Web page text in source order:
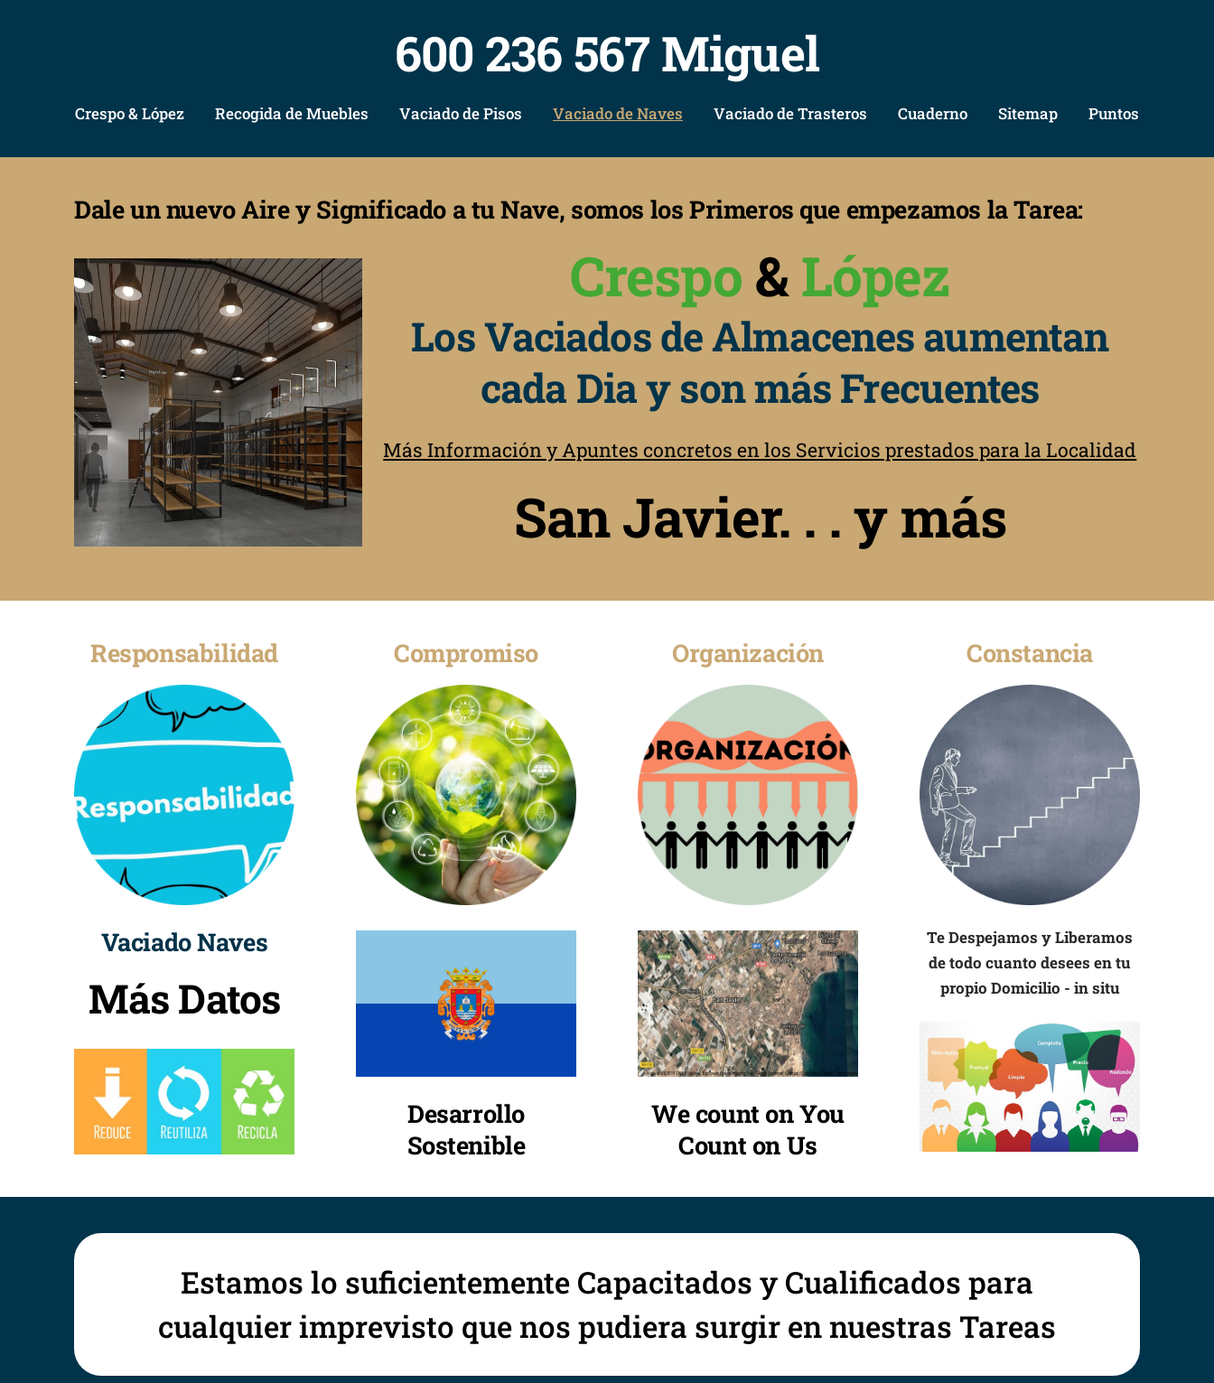
600 236 567 Miguel
Crespo & López Recogida de Muebles Vaciado de Pisos Vaciado de Naves Vaciado de Trasteros Cuaderno Sitemap Puntos
Dale un nuevo Aire y Significado a tu Nave, somos los Primeros que empezamos la Tarea:
Crespo &López
Los Vaciados de Almacenes aumentan
cada Dia y son más Frecuentes
Más Información y Apuntes concretos en los Servicios prestados para la Localidad
San Javier. . . y más
Responsabilidad
Vaciado Naves
Más Datos
Compromiso
Desarrollo
Sostenible
Organización
We count on You
Count on Us
Constancia
Te Despejamos y Liberamos
de todo cuanto desees en tu
propio Domicilio - in situ
Estamos lo suficientemente Capacitados y Cualificados para
cualquier imprevisto que nos pudiera surgir en nuestras Tareas